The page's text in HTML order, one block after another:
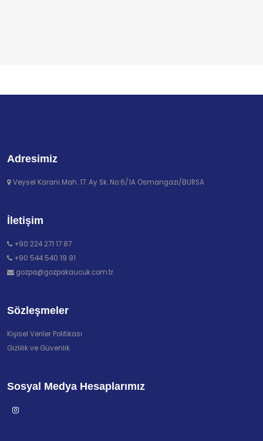
Adresimiz
Veysel Karani Mah. 17. Ay Sk. No:6/1A Osmangazi/BURSA
İletişim
+90 224 271 17 87
+90 544 540 19 91
gozpa@gozpakaucuk.com.tr
Sözleşmeler
Kişisel Veriler Politikası
Gizlilik ve Güvenlik
Sosyal Medya Hesaplarımız